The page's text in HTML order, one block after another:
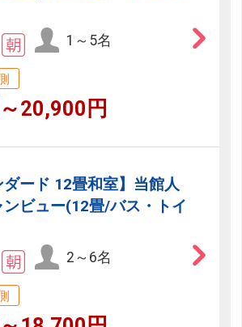
1～5名
20,900円
ダード 12畳和室】当館人
ビュー(12畳/バス・トイ
2～6名